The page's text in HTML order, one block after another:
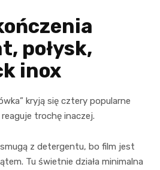
połysk,
inox
kryją się cztery popularne
trochę inaczej.
smugą z detergentu, bo film jest
Tu świetnie działa minimalna